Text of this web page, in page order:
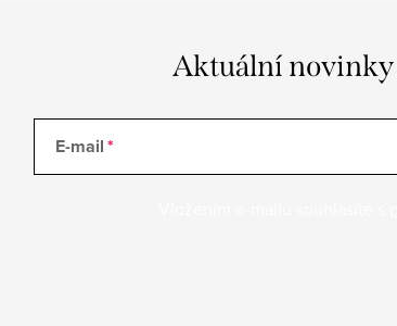
Aktuální novinky
E-mail